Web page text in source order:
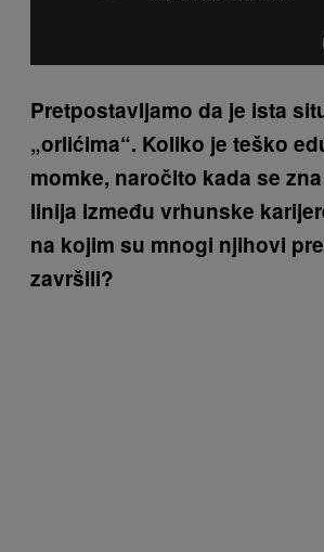
Pretpostavljamo da je ista
„orlićima“. Koliko je teško
momke, naročito kada se
linija između vrhunske
na kojim su mnogi njihovi
završili?